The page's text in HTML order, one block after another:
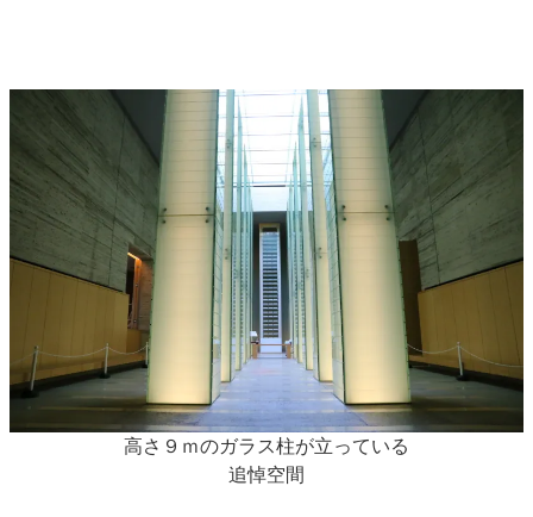
高さ９ｍのガラス柱が立っている
追悼空間